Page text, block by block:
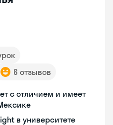
6 отзывов
с отличием и имеет
в университете